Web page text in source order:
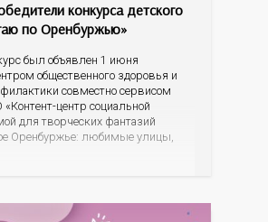
конкурса детского
по Оренбуржью»
был объявлен 1 июня
общественного здоровья и
совместно сервисом
центр социальной
для творческих фантазий
Оренбуржье: любимые улицы,